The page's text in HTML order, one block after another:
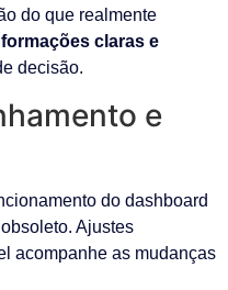
do que realmente
claras e
decisão.
e
do dashboard
Ajustes
acompanhe as mudanças